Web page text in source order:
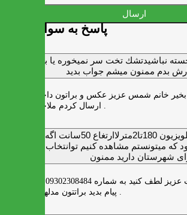
ارسال
پاسخ به سوالات شما
نباشيدتشك تخت سر نميخوره يا برنميگرده
بدم ممنون ميشم جواب بديد
خانم شمس عزیز عکس و براتون داخل واتس اپ
ارسال کردم ملاحظه بفرمایید .
میزتلویزیون 180تا2مترلاارتغاع 50سانت اگه
میتونستم مشاهده کنیم توانتخاب راحت‌تر
شهرستان دارید ممنون